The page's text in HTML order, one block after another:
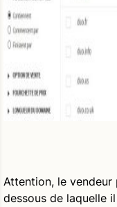
Attention, le vendeur
dessous de laquelle